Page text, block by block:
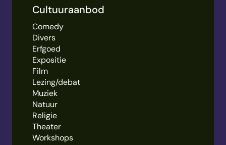
Cultuuraanbod
Comedy
Divers
Erfgoed
Expositie
Film
Lezing/debat
Muziek
Natuur
Religie
Theater
Workshops